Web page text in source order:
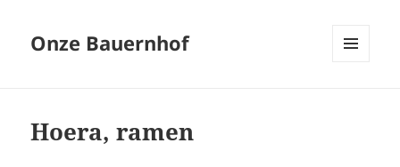
Onze Bauernhof
Hoera, ramen